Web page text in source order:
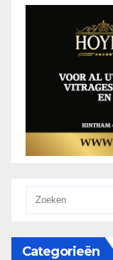
Categorieën